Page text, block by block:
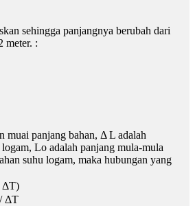
sehingga panjangnya berubah dari
meter. :
muai panjang bahan, Δ L adalah
Lo adalah panjang mula-mula
suhu logam, maka hubungan yang
ΔT)
ΔT